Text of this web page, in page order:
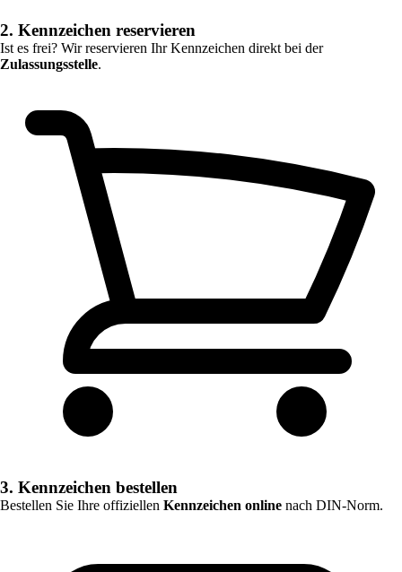
2. Kennzeichen reservieren
Ist es frei? Wir reservieren Ihr Kennzeichen direkt bei der
Zulassungsstelle.
3. Kennzeichen bestellen
Bestellen Sie Ihre offiziellen Kennzeichen online nach DIN-Norm.